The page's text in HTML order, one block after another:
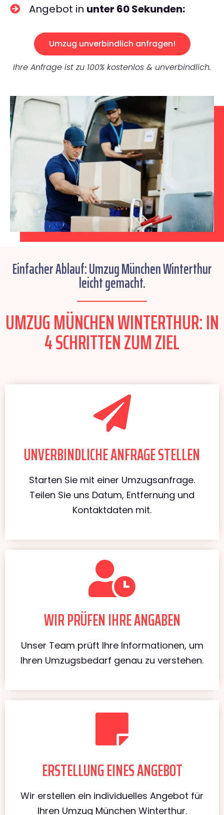
Angebot in unter 60 Sekunden:
Umzug unverbindlich anfragen!
Ihre Anfrage ist zu 100% kostenlos & unverbindlich.
Einfacher Ablauf: Umzug München Winterthur
leicht gemacht.
UMZUG MÜNCHEN WINTERTHUR: IN
4 SCHRITTEN ZUM ZIEL
UNVERBINDLICHE ANFRAGE STELLEN
Starten Sie mit einer Umzugsanfrage.
Teilen Sie uns Datum, Entfernung und
Kontaktdaten mit.
WIR PRÜFEN IHRE ANGABEN
Unser Team prüft Ihre Informationen, um
Ihren Umzugsbedarf genau zu verstehen.
ERSTELLUNG EINES ANGEBOT
Wir erstellen ein individuelles Angebot für
Ihren Umzug München Winterthur.